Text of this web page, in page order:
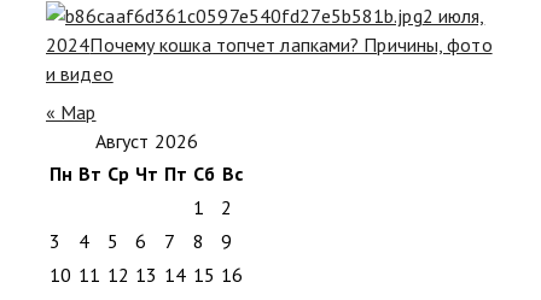
2 июля,
2024Почему кошка топчет лапками? Причины, фото
и видео
« Мар
Август 2026
Пн Вт Ср Чт Пт Сб Вс
1
2
3
4 5 6 7 8
9
10 11 12 13 14 15 16